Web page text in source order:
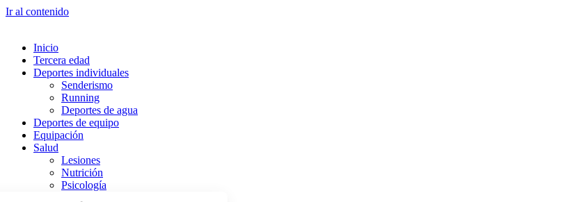
Ir al contenido
Inicio
Tercera edad
Deportes individuales
Senderismo
Running
Deportes de agua
Deportes de equipo
Equipación
Salud
Lesiones
Nutrición
Psicología